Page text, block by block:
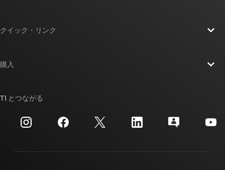
投資家向け情報
製造
クイック・リンク
クロスリファレンス検索
カスタマー・サポート・センター
購入
ご注文に関する FAQ
TI とつながる